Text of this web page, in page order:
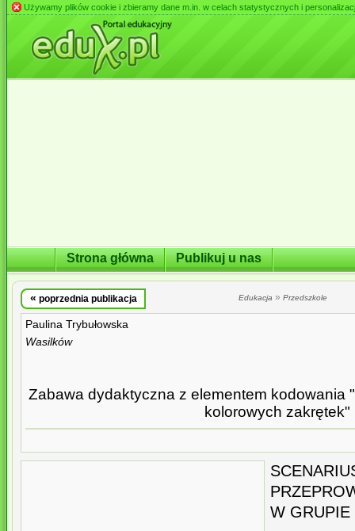
Używamy plików cookie i zbieramy dane m.in. w celach statystycznych i
Strona główna Publikuj u nas
« poprzednia publikacja Edukacja » Przedszkole
Paulina Trybułowska
Wasilków
Zabawa dydaktyczna z elementem kodowania
kolorowych zakrętek"
W GRUPIE